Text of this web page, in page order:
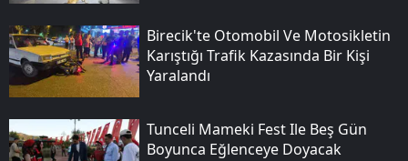
Birecik'te Otomobil Ve Motosikletin
Karıştığı Trafik Kazasında Bir Kişi
Yaralandı
Tunceli Mameki Fest Ile Beş Gün
Boyunca Eğlenceye Doyacak